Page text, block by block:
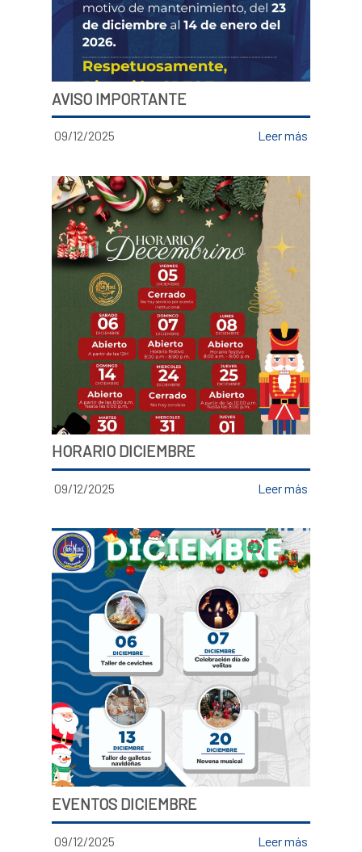
AVISO IMPORTANTE
09/12/2025 Leer más
HORARIO DICIEMBRE
09/12/2025 Leer más
EVENTOS DICIEMBRE
09/12/2025 Leer más